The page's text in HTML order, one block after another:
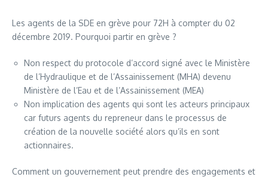
Les agents de la SDE en grève pour 72H à compter du 02
décembre 2019. Pourquoi partir en grève ?
Non respect du protocole d’accord signé avec le Ministère
de l’Hydraulique et de l’Assainissement (MHA) devenu
Ministère de l’Eau et de l’Assainissement (MEA)
Non implication des agents qui sont les acteurs principaux
car futurs agents du repreneur dans le processus de
création de la nouvelle société alors qu’ils en sont
actionnaires.
Comment un gouvernement peut prendre des engagements et